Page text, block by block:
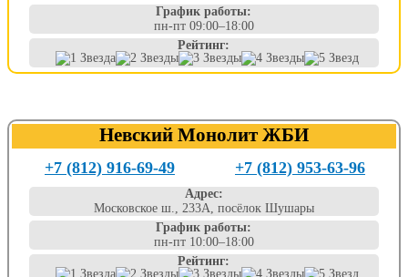
График работы:
пн-пт 09:00–18:00
Рейтинг:
Невский Монолит ЖБИ
+7 (812) 916-69-49 +7 (812) 953-63-96
Адрес:
Московское ш., 233А, посёлок Шушары
График работы:
пн-пт 10:00–18:00
Рейтинг: